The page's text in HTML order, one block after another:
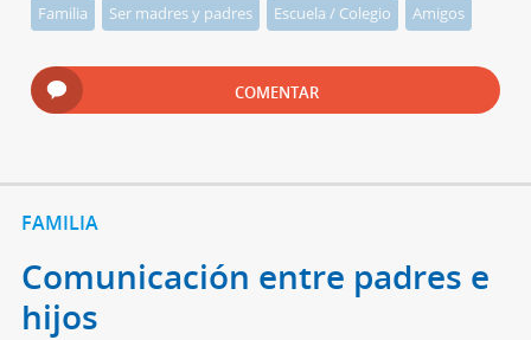
Familia Ser madres y padres Escuela / Colegio Amigos
COMENTAR
FAMILIA
Comunicación entre padres e
hijos